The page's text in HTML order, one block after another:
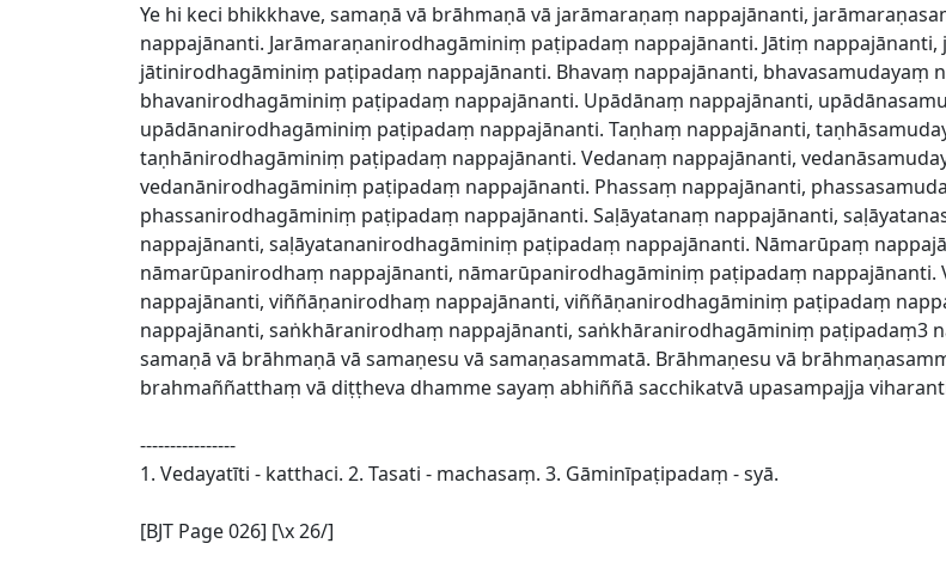
Ye hi keci bhikkhave, samaṇā vā brāhmaṇā vā jarāmaraṇaṃ nappajānanti,
nappajānanti. Jarāmaraṇanirodhagāminiṃ paṭipadaṃ nappajānanti. Jātiṃ
jātinirodhagāminiṃ paṭipadaṃ nappajānanti. Bhavaṃ nappajānanti, bhavasamudayaṃ
bhavanirodhagāminiṃ paṭipadaṃ nappajānanti. Upādānaṃ nappajānanti,
upādānanirodhagāminiṃ paṭipadaṃ nappajānanti. Taṇhaṃ nappajānanti,
taṇhānirodhagāminiṃ paṭipadaṃ nappajānanti. Vedanaṃ nappajānanti,
vedanānirodhagāminiṃ paṭipadaṃ nappajānanti. Phassaṃ nappajānanti,
phassanirodhagāminiṃ paṭipadaṃ nappajānanti. Saḷāyatanaṃ nappajānanti,
nappajānanti, saḷāyatananirodhagāminiṃ paṭipadaṃ nappajānanti. Nāmarūpaṃ
nāmarūpanirodhaṃ nappajānanti, nāmarūpanirodhagāminiṃ paṭipadaṃ nappajānanti.
nappajānanti, viññāṇanirodhaṃ nappajānanti, viññāṇanirodhagāminiṃ paṭipadaṃ
nappajānanti, saṅkhāranirodhaṃ nappajānanti, saṅkhāranirodhagāminiṃ paṭipadaṃ3
samaṇā vā brāhmaṇā vā samaṇesu vā samaṇasammatā. Brāhmaṇesu vā
brahmaññatthaṃ vā diṭṭheva dhamme sayaṃ abhiññā sacchikatvā upasampajja
----------------
1. Vedayatīti - katthaci. 2. Tasati - machasaṃ. 3. Gāminīpaṭipadaṃ - syā.
[BJT Page 026] [\x 26/]